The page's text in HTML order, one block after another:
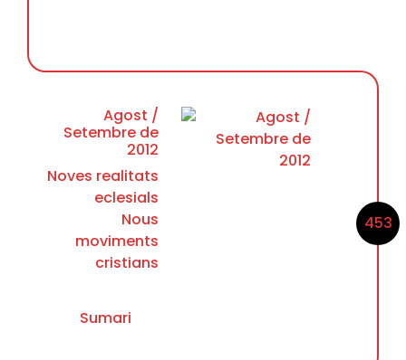
453
Agost /
Setembre de
2012
Noves realitats
eclesials
Nous
moviments
cristians
Sumari